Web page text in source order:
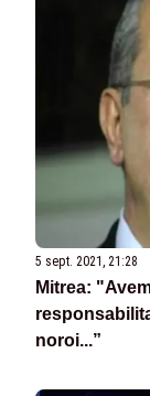
5 sept. 2021, 21:28
Mitrea:
noroi...”